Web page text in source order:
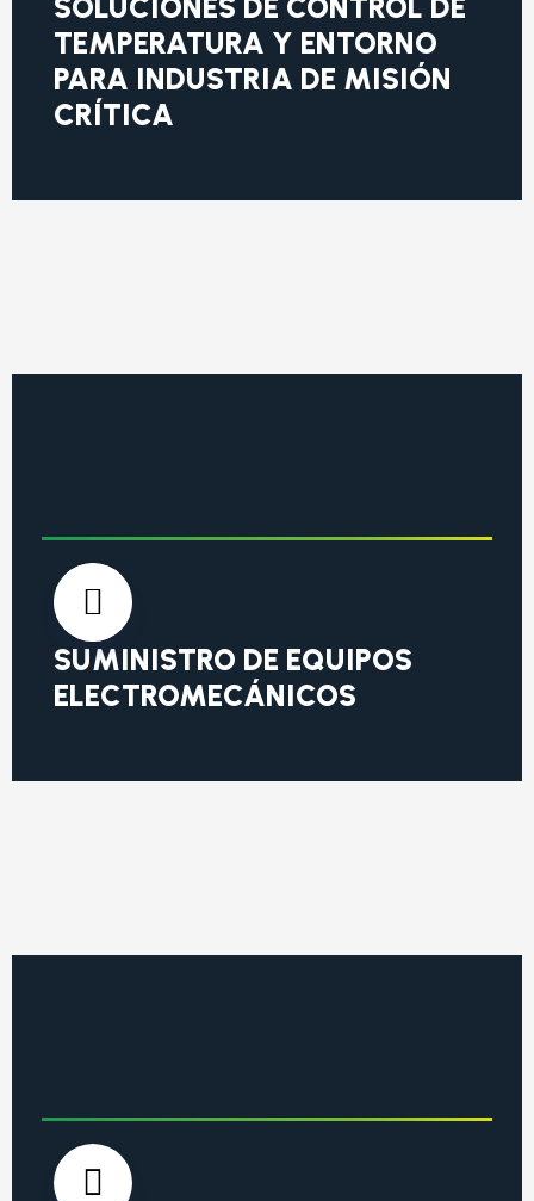
SOLUCIONES DE CONTROL DE
TEMPERATURA Y ENTORNO
PARA INDUSTRIA DE MISIÓN
CRÍTICA
SUMINISTRO DE EQUIPOS
ELECTROMECÁNICOS